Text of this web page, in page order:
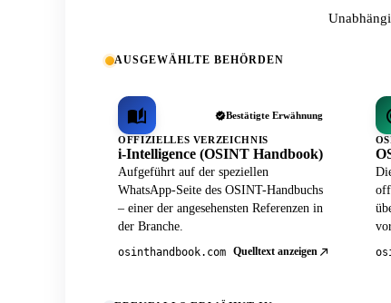
AUSGEWÄHLTE BEHÖRDEN
Bestätigte Erwähnung
OFFIZIELLES VERZEICHNIS
i-Intelligence (OSINT Handbook)
Aufgeführt auf der speziellen
WhatsApp-Seite des OSINT-Handbuchs
– einer der angesehensten Referenzen in
der Branche.
osinthandbook.com Quelltext anzeigen